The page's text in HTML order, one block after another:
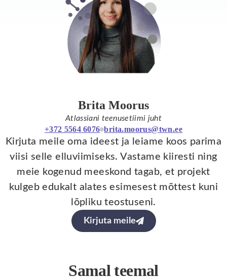
Brita Moorus
Atlassiani teenusetiimi juht
+372 5564 6076 brita.moorus@twn.ee
Kirjuta meile oma ideest ja leiame koos parima
viisi selle elluviimiseks. Vastame kiiresti ning
meie kogenud meeskond tagab, et projekt
kulgeb edukalt alates esimesest mõttest kuni
lõpliku teostuseni.
Kirjuta meile
Samal teemal